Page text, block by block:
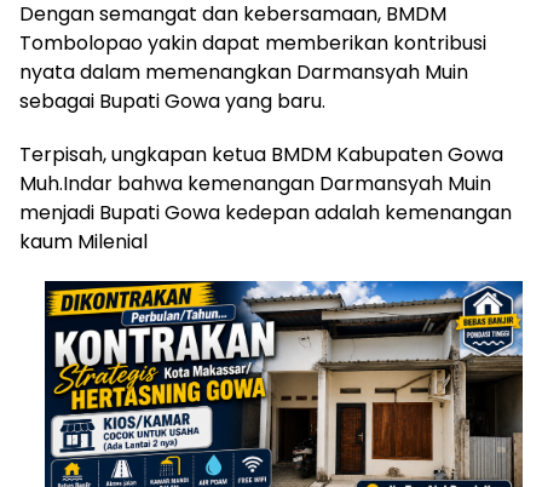
Dengan semangat dan kebersamaan, BMDM
Tombolopao yakin dapat memberikan kontribusi
nyata dalam memenangkan Darmansyah Muin
sebagai Bupati Gowa yang baru.
Terpisah, ungkapan ketua BMDM Kabupaten Gowa
Muh.Indar bahwa kemenangan Darmansyah Muin
menjadi Bupati Gowa kedepan adalah kemenangan
kaum Milenial